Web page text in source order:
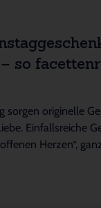
– so
sorgen originelle
Einfallsreiche
Herzen“,